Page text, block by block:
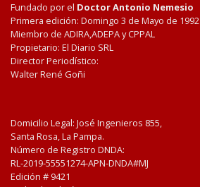
Fundado por el Doctor Antonio Nemesio
Primera edición: Domingo 3 de Mayo de 1992
Miembro de ADIRA,ADEPA y CPPAL
Propietario: El Diario SRL
Director Periodístico:
Walter René Goñi
Domicilio Legal: José Ingenieros 855,
Santa Rosa, La Pampa.
Número de Registro DNDA:
RL-2019-55551274-APN-DNDA#MJ
Edición # 9421